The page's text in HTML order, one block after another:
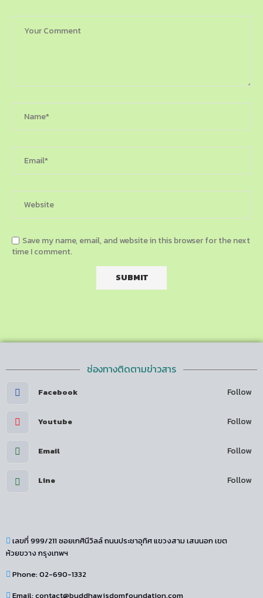
Save my name, email, and website in this browser for the next
time I comment.
ช่องทางติดตามข่าวสาร
Facebook Follow
Youtube Follow
Email Follow
Line Follow
เลขที่ 999/211 ซอยเกศินีวิลล์ ถนนประชาอุทิศ แขวงสาม เสนนอก เขต
ห้วยขวาง กรุงเทพฯ
Phone: 02-690-1332
Email: contact@buddhawisdomfoundation.com